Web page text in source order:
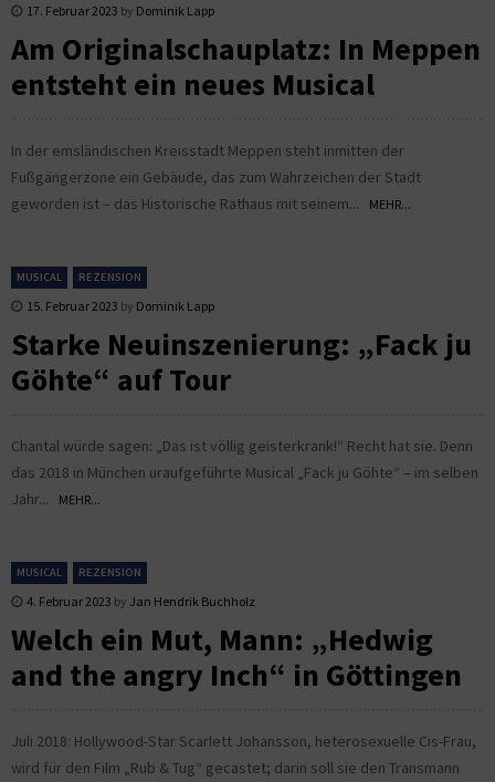
17. Februar 2023 by Dominik Lapp
Am Originalschauplatz: In Meppen
entsteht ein neues Musical
In der emsländischen Kreisstadt Meppen steht inmitten der
Fußgängerzone ein Gebäude, das zum Wahrzeichen der Stadt
geworden ist – das Historische Rathaus mit seinem...
MEHR...
MUSICAL REZENSION
15. Februar 2023 by Dominik Lapp
Starke Neuinszenierung: „Fack ju
Göhte“ auf Tour
Chantal würde sagen: „Das ist völlig geisterkrank!“ Recht hat sie. Denn
das 2018 in München uraufgeführte Musical „Fack ju Göhte“ – im selben
Jahr...
MEHR...
MUSICAL REZENSION
4. Februar 2023 by Jan Hendrik Buchholz
Welch ein Mut, Mann: „Hedwig
and the angry Inch“ in Göttingen
Juli 2018: Hollywood-Star Scarlett Johansson, heterosexuelle Cis-Frau,
wird für den Film „Rub & Tug“ gecastet; darin soll sie den Transmann